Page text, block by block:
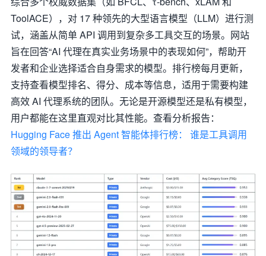
ToolACE），对 17 种领先的大型语言模型（LLM）进行测
试，涵盖从简单 API 调用到复杂多工具交互的场景。网站
旨在回答“AI 代理在真实业务场景中的表现如何”，帮助开
发者和企业选择适合自身需求的模型。排行榜每月更新，
支持查看模型排名、得分、成本等信息，适用于需要构建
高效 AI 代理系统的团队。无论是开源模型还是私有模型，
用户都能在这里直观对比其性能。查看分析报告：
Hugging Face 推出 Agent 智能体排行榜： 谁是工具调用
领域的领导者？